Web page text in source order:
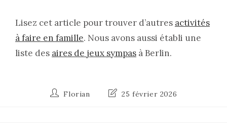
Lisez cet article pour trouver d’autres activités
à faire en famille. Nous avons aussi établi une
liste des aires de jeux sympas à Berlin.
Florian 25 février 2026